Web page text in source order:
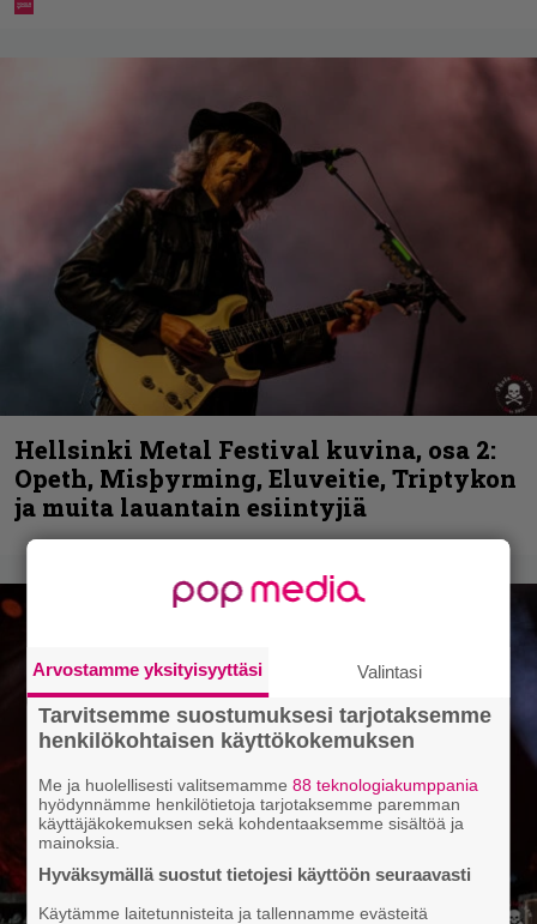
Hellsinki Metal Festival kuvina, osa 2:
Opeth, Misþyrming, Eluveitie, Triptykon
ja muita lauantain esiintyjiä
Arvostamme yksityisyyttäsi Valintasi
Tarvitsemme suostumuksesi tarjotaksemme
henkilökohtaisen käyttökokemuksen
Me ja huolellisesti valitsemamme88 teknologiakumppania
hyödynnämme henkilötietoja tarjotaksemme paremman
käyttäjäkokemuksen sekä kohdentaaksemme sisältöä ja
mainoksia.
Hyväksymällä suostut tietojesi käyttöön seuraavasti
Käytämme laitetunnisteita ja tallennamme evästeitä